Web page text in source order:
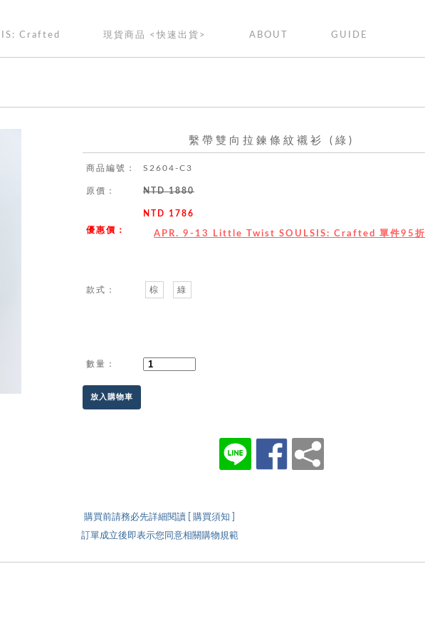
Crafted 現貨商品 <快速出貨> ABOUT GUIDE
繫帶雙向拉鍊條紋襯衫 (綠)
商品編號： S2604-C3
原價： NTD 1880
優惠價：
NTD 1786
APR. 9-13 Little Twist SOULSIS: Crafted 單件95折
款式： 棕 綠
數量：
放入購物車
購買前請務必先詳細閱讀 [ 購買須知 ]
訂單成立後即表示您同意相關購物規範